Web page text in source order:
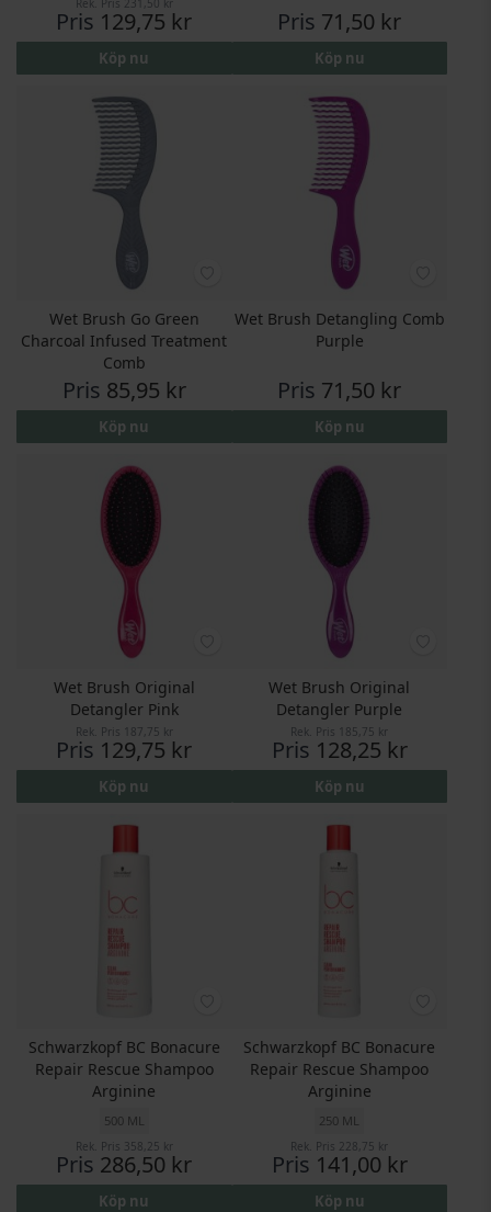
Pris 129,75 kr
Köp nu
Pris 71,50 kr
Köp nu
Wet Brush Go Green
Charcoal Infused Treatment
Comb
Pris 85,95 kr
Köp nu
Wet Brush Detangling Comb
Purple
Pris 71,50 kr
Köp nu
Wet Brush Original
Detangler Pink
Rek. Pris 187,75 kr
Pris 129,75 kr
Köp nu
Wet Brush Original
Detangler Purple
Rek. Pris 185,75 kr
Pris 128,25 kr
Köp nu
Schwarzkopf BC Bonacure
Repair Rescue Shampoo
Arginine
500 ML
Rek. Pris 358,25 kr
Pris 286,50 kr
Köp nu
Schwarzkopf BC Bonacure
Repair Rescue Shampoo
Arginine
250 ML
Rek. Pris 228,75 kr
Pris 141,00 kr
Köp nu